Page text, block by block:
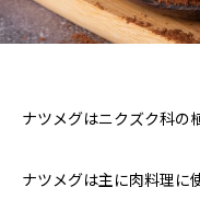
ナツメグはニクズク科の
ナツメグは主に肉料理に